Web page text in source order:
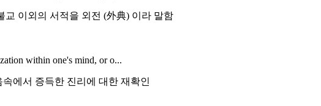
교 이외의 서적을 외전 (外典) 이라 말함
within one's mind, or o...
에서 증득한 진리에 대한 재확인